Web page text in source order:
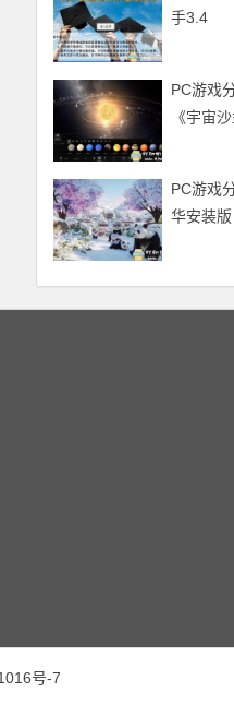
手3.4
PC游戏
《宇宙
化版-创
PC游戏
华安装
号-7